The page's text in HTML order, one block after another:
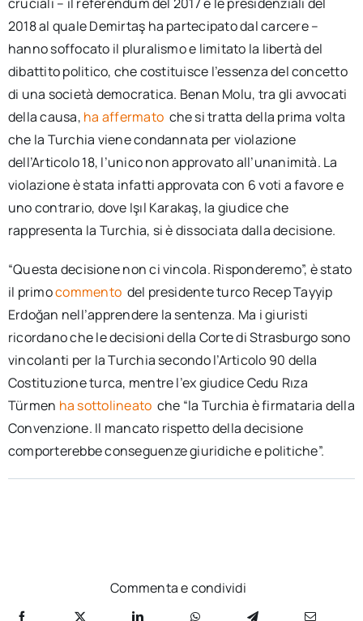
2018 al quale Demirtaş ha partecipato dal carcere –
hanno soffocato il pluralismo e limitato la libertà del
dibattito politico, che costituisce l’essenza del concetto
di una società democratica. Benan Molu, tra gli avvocati
della causa, ha affermato che si tratta della prima volta
che la Turchia viene condannata per violazione
dell’Articolo 18, l’unico non approvato all’unanimità. La
violazione è stata infatti approvata con 6 voti a favore e
uno contrario, dove Işıl Karakaş, la giudice che
rappresenta la Turchia, si è dissociata dalla decisione.
“Questa decisione non ci vincola. Risponderemo”, è stato
il primocommento del presidente turco Recep Tayyip
Erdoğan nell’apprendere la sentenza. Ma i giuristi
ricordano che le decisioni della Corte di Strasburgo sono
vincolanti per la Turchia secondo l’Articolo 90 della
Costituzione turca, mentre l’ex giudice Cedu Rıza
Türmen ha sottolineato che “la Turchia è firmataria della
Convenzione. Il mancato rispetto della decisione
comporterebbe conseguenze giuridiche e politiche”.
Commenta e condividi